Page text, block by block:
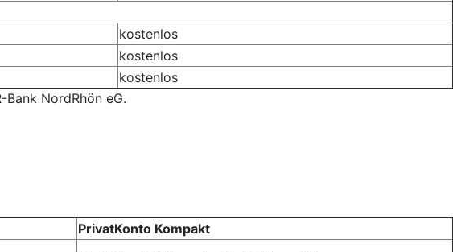
kostenlos
kostenlos
kostenlos
NordRhön eG.
PrivatKonto Kompakt